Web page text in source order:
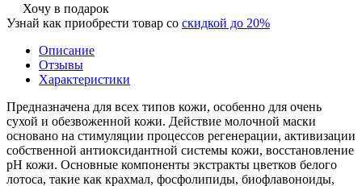
Хочу в подарок
Узнай как приобрести товар со скидкой до 20%
Описание
Отзывы
Характеристики
Предназначена для всех типов кожи, особенно для очень
сухой и обезвоженной кожи. Действие молочной маски
основано на стимуляции процессов регенерации, активизации
собственной антиоксидантной системы кожи, восстановление
рН кожи. Основные компоненты экстракты цветков белого
лотоса, такие как крахмал, фосфолипиды, биофлавоноиды,